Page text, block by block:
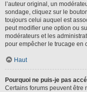
l’auteur original, un
sondage, cliquez sur le
toujours celui auquel est
peut modifier une option ou
modérateurs et les
pour empêcher le trucage en
Haut
Pourquoi ne puis-je pas
Certains forums peuvent être